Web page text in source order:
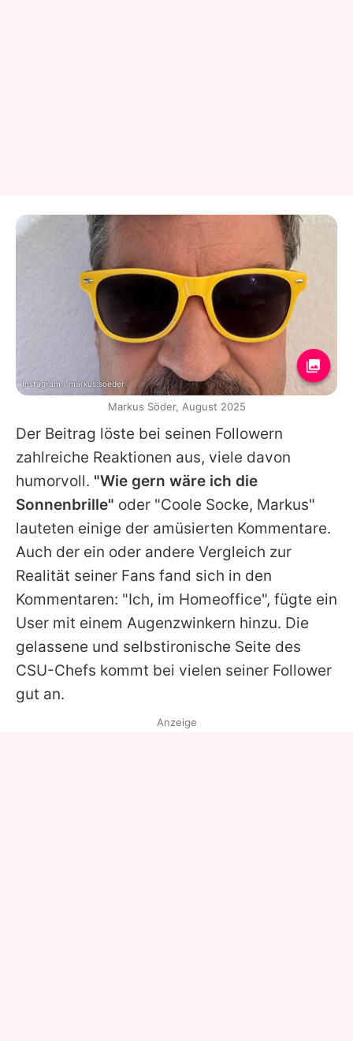
Der Beitrag löste bei seinen Followern
zahlreiche Reaktionen aus, viele davon
humorvoll. "Wie gern wäre ich die
Sonnenbrille" oder "Coole Socke, Markus"
lauteten einige der amüsierten Kommentare.
Auch der ein oder andere Vergleich zur
Realität seiner Fans fand sich in den
Kommentaren: "Ich, im Homeoffice", fügte ein
User mit einem Augenzwinkern hinzu. Die
gelassene und selbstironische Seite des
CSU-Chefs kommt bei vielen seiner Follower
gut an.
Instagram / markus.soeder
Markus Söder, August 2025
Anzeige